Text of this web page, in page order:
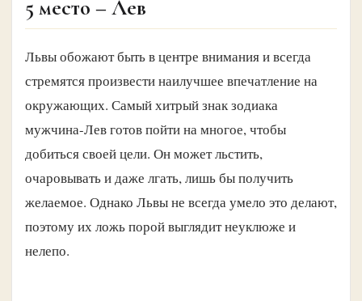
5 место – Лев
Львы обожают быть в центре внимания и всегда
стремятся произвести наилучшее впечатление на
окружающих. Самый хитрый знак зодиака
мужчина-Лев готов пойти на многое, чтобы
добиться своей цели. Он может льстить,
очаровывать и даже лгать, лишь бы получить
желаемое. Однако Львы не всегда умело это делают,
поэтому их ложь порой выглядит неуклюже и
нелепо.